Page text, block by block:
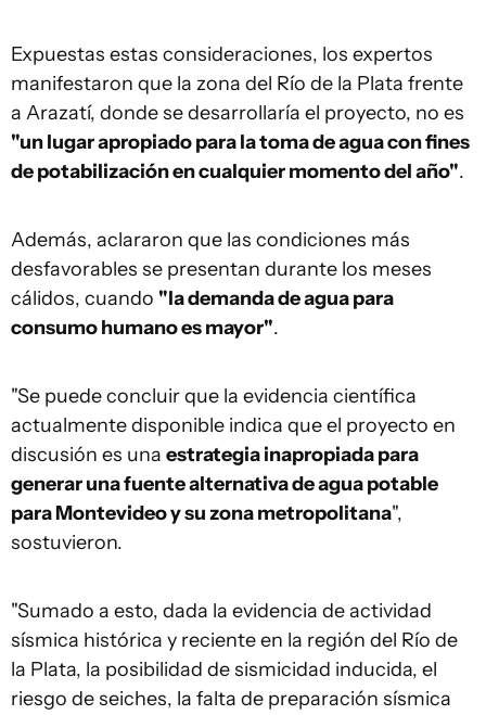
Expuestas estas consideraciones, los expertos
manifestaron que la zona del Río de la Plata frente
a Arazatí, donde se desarrollaría el proyecto, no es
"un lugar apropiado para la toma de agua con fines
de potabilización en cualquier momento del año".
Además, aclararon que las condiciones más
desfavorables se presentan durante los meses
cálidos, cuando "la demanda de agua para
consumo humano es mayor".
"Se puede concluir que la evidencia científica
actualmente disponible indica que el proyecto en
discusión es una estrategia inapropiada para
generar una fuente alternativa de agua potable
para Montevideo y su zona metropolitana",
sostuvieron.
"Sumado a esto, dada la evidencia de actividad
sísmica histórica y reciente en la región del Río de
la Plata, la posibilidad de sismicidad inducida, el
riesgo de seiches, la falta de preparación sísmica